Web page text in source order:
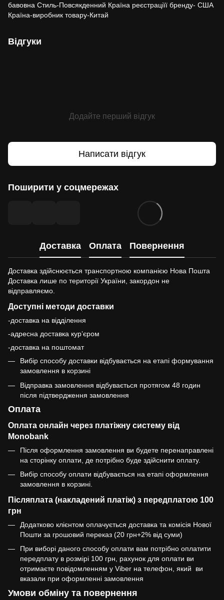
бавовна Стиль-Повсякденний Країна реєстраціїї бренду- США
Країна-виробник товару-Китай
Відгуки
Додайте перший відгук
Написати відгук
Поширити у соцмережах
Доставка Оплата Повернення
Доставка здійснюється транспортною компанією Нова Пошта
Доставка лише по території України, закордон не
відправляємо.
Доступні методи доставки
-доставка на відділення
-адресна доставка курʼєром
-доставка на поштомат
Вибір способу доставки відбувається на етапі формування
замовлення в корзині
Відправка замовлення відбувається протягом 48 годин
після підтвердження замовлення
Оплата
Оплата онлайн через платіжну систему від
Monobank
Після оформлення замовлення ви будете перенаправлені
на сторінку оплати, де потрібно буде здійснити оплату.
Вибір способу оплати відбувається на етапі оформлення
замовлення в корзині.
Післяплата (накладений платіж) з передплатою 100
грн
Додатково клієнтом оплачується доставка та комісія Нової
Пошти за грошовий переказ (20 грн+2% від суми)
При виборі даного способу оплати вам потрібно оплатити
передплату в розмірі 100 грн, рахунок для оплати ви
отримаєте повідомленням у Viber на телефон, який ви
вказали при оформленні замовлення
Умови обміну та повернення